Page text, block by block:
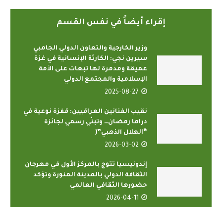
إقراء أيضاً في نفس القسم
وزير الخارجية والتعاون الدولي الجامبي
سيرين نجي: الكارثة الإنسانية في غزة
عميقة ومدمرة لها تبعات على الأمة
الإسلامية والمجتمع الدولي
2025-08-27
نقيب الفنانين العراقيين: قفزة نوعية في
دراما رمضان… وتبنّي رسمي لجائزة
“الهلال الذهبي”(
2026-03-02
إندونيسيا تتوج بالمركز الأول في مهرجان
الثقافة الدولي بالمدينة المنورة وتؤكد
حضورها الثقافي العالمي
2026-04-11